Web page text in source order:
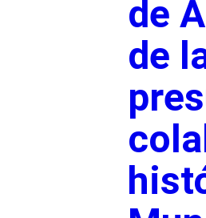
de
de